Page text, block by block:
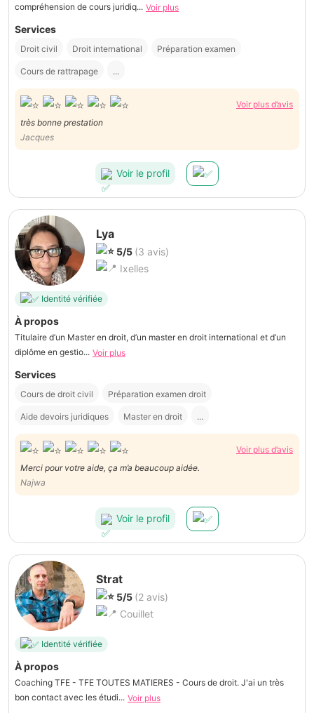
compréhension de cours juridiq... Voir plus
Services
Droit civil Droit international Préparation examen
Cours de rattrapage ...
Voir plus d’avis
très bonne prestation
Jacques
Voir le profil
Lya
5/5 (3 avis)
Ixelles
Identité vérifiée
À propos
Titulaire d’un Master en droit, d’un master en droit international et d’un
diplôme en gestio... Voir plus
Services
Cours de droit civil Préparation examen droit
Aide devoirs juridiques Master en droit ...
Voir plus d’avis
Merci pour votre aide, ça m’a beaucoup aidée.
Najwa
Voir le profil
Strat
5/5 (2 avis)
Couillet
Identité vérifiée
À propos
Coaching TFE - TFE TOUTES MATIERES - Cours de droit. J'ai un très
bon contact avec les étudi... Voir plus